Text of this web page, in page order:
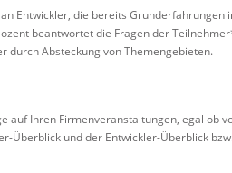
Entwickler, die bereits Grunderfahrungen
beantwortet die Fragen der
durch Absteckung von Themengebieten.
auf Ihren Firmenveranstaltungen, egal ob
Überblick und der Entwickler-Überblick